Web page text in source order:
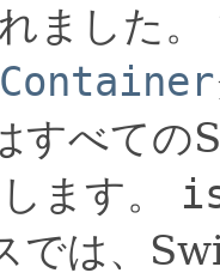
ました。
Container
すべての
ます。
では、